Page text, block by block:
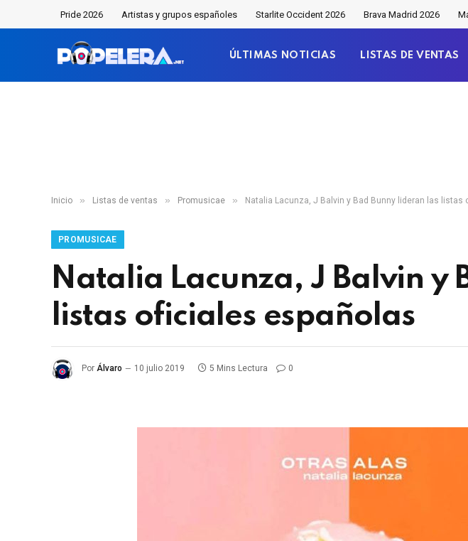
Pride 2026 Artistas y grupos españoles Starlite Occident 2026 Brava Madrid 2026
ÚLTIMAS NOTICIAS LISTAS DE VENTAS
Inicio » Listas de ventas » Promusicae » Natalia Lacunza, J Balvin y Bad Bunny lideran las listas
PROMUSICAE
Natalia Lacunza, J Balvin y
listas oficiales españolas
Por Álvaro 10 julio 2019 5 Mins Lectura 0